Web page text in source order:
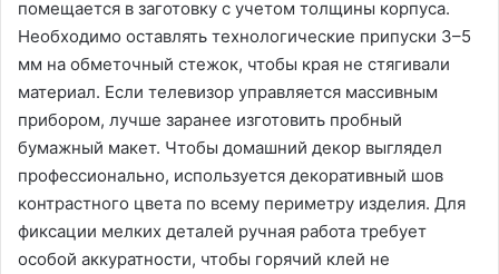
помещается в заготовку с учетом толщины корпуса.
Необходимо оставлять технологические припуски 3–5
мм на обметочный стежок, чтобы края не стягивали
материал. Если телевизор управляется массивным
прибором, лучше заранее изготовить пробный
бумажный макет. Чтобы домашний декор выглядел
профессионально, используется декоративный шов
контрастного цвета по всему периметру изделия. Для
фиксации мелких деталей ручная работа требует
особой аккуратности, чтобы горячий клей не